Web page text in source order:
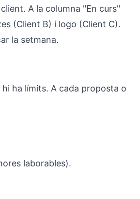
A la columna "En curs"
(Client B) i logo (Client C).
la setmana.
ha límits. A cada proposta o
laborables).